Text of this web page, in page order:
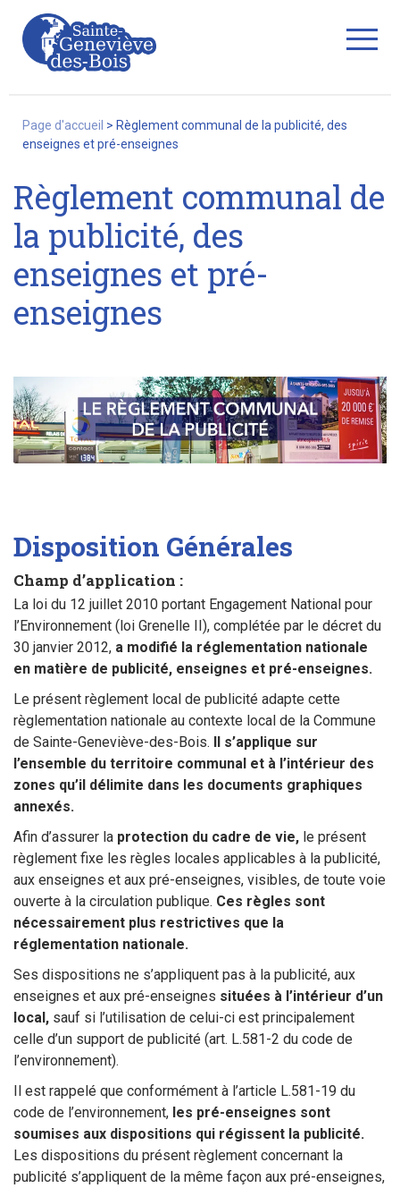
La Ville
Services
Sortir à Ste Gen’
Page d'accueil > Règlement communal de la publicité, des
enseignes et pré-enseignes
Règlement communal de
la publicité, des
enseignes et pré-
enseignes
Disposition Générales
Champ d’application :
La loi du 12 juillet 2010 portant Engagement National pour
l’Environnement (loi Grenelle II), complétée par le décret du
30 janvier 2012, a modifié la réglementation nationale
en matière de publicité, enseignes et pré-enseignes.
Le présent règlement local de publicité adapte cette
règlementation nationale au contexte local de la Commune
de Sainte-Geneviève-des-Bois. Il s’applique sur
l’ensemble du territoire communal et à l’intérieur des
zones qu’il délimite dans les documents graphiques
annexés.
Afin d’assurer la protection du cadre de vie, le présent
règlement fixe les règles locales applicables à la publicité,
aux enseignes et aux pré-enseignes, visibles, de toute voie
ouverte à la circulation publique. Ces règles sont
nécessairement plus restrictives que la
réglementation nationale.
Ses dispositions ne s’appliquent pas à la publicité, aux
enseignes et aux pré-enseignes situées à l’intérieur d’un
local, sauf si l’utilisation de celui-ci est principalement
celle d’un support de publicité (art. L.581-2 du code de
l’environnement).
Il est rappelé que conformément à l’article L.581-19 du
code de l’environnement, les pré-enseignes sont
soumises aux dispositions qui régissent la publicité.
Les dispositions du présent règlement concernant la
publicité s’appliquent de la même façon aux pré-enseignes,